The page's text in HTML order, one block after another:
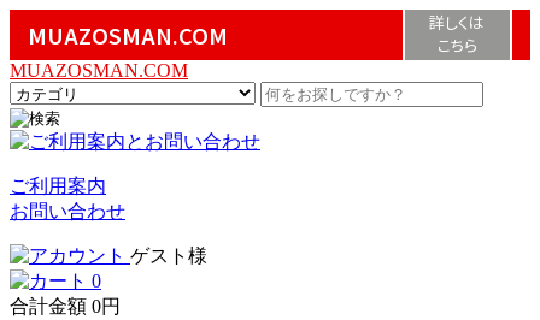
MUAZOSMAN.COM
詳しくは
こちら
MUAZOSMAN.COM
ご利用案内
お問い合わせ
ゲスト様
0
合計金額 0円